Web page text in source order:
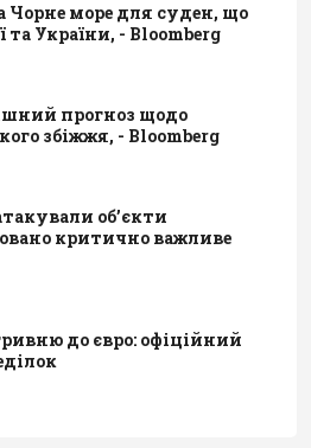
Чорне море для суден, що
України, - Bloomberg
прогноз щодо
збіжжя, - Bloomberg
обʼєкти
критично важливе
до євро: офіційний